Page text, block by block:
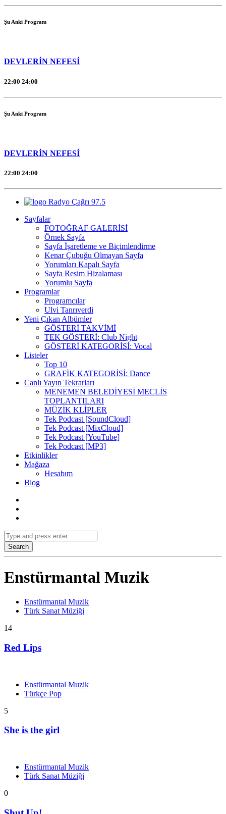
Şu Anki Program
DEVLERİN NEFESİ
22:00 24:00
Şu Anki Program
DEVLERİN NEFESİ
22:00 24:00
Radyo Çağrı 97.5
Sayfalar
FOTOĞRAF GALERİSİ
Örnek Sayfa
Sayfa İşaretleme ve Biçimlendirme
Kenar Çubuğu Olmayan Sayfa
Yorumları Kapalı Sayfa
Sayfa Resim Hizalaması
Yorumlu Sayfa
Programlar
Programcılar
Ulvi Tanrıverdi
Yeni Çıkan Albümler
GÖSTERİ TAKVİMİ
TEK GÖSTERİ: Club Night
GÖSTERİ KATEGORİSİ: Vocal
Listeler
Top 10
GRAFİK KATEGORİSİ: Dance
Canlı Yayın Tekrarları
MENEMEN BELEDİYESİ MECLİS
TOPLANTILARI
MÜZİK KLİPLER
Tek Podcast [SoundCloud]
Tek Podcast [MixCloud]
Tek Podcast [YouTube]
Tek Podcast [MP3]
Etkinlikler
Mağaza
Hesabım
Blog
Enstürmantal Muzik
Enstürmantal Muzik
Türk Sanat Müziği
14
Red Lips
Enstürmantal Muzik
Türkçe Pop
5
She is the girl
Enstürmantal Muzik
Türk Sanat Müziği
0